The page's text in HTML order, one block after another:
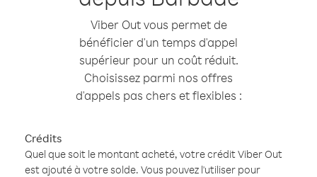
Viber Out vous permet de
bénéficier d'un temps d'appel
supérieur pour un coût réduit.
Choisissez parmi nos offres
d'appels pas chers et flexibles :
Crédits
Quel que soit le montant acheté, votre crédit Viber Out
est ajouté à votre solde. Vous pouvez l'utiliser pour